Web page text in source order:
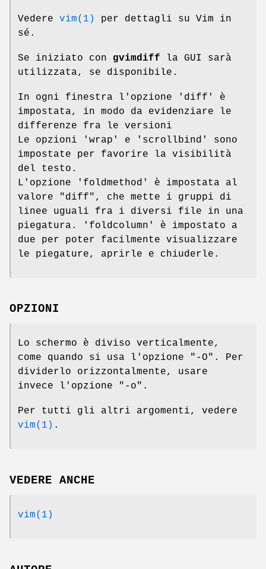
Vedere vim(1)
per dettagli su Vim in
sé.
Se iniziato con gvimdiff la GUI sarà
utilizzata, se disponibile.
In ogni finestra l'opzione 'diff' è
impostata, in modo da evidenziare le
differenze fra le versioni
Le opzioni 'wrap' e 'scrollbind' sono
impostate per favorire la visibilità
del testo.
L'opzione 'foldmethod' è impostata al
valore "diff", che mette i gruppi di
linee uguali fra i diversi file in una
piegatura. 'foldcolumn' è impostato a
due per poter facilmente visualizzare
le piegature, aprirle e chiuderle.
OPZIONI
Lo schermo è diviso verticalmente,
come quando si usa l'opzione "-O". Per
dividerlo orizzontalmente, usare
invece l'opzione "-o".
Per tutti gli altri argomenti, vedere
vim(1) .
VEDERE ANCHE
vim(1)